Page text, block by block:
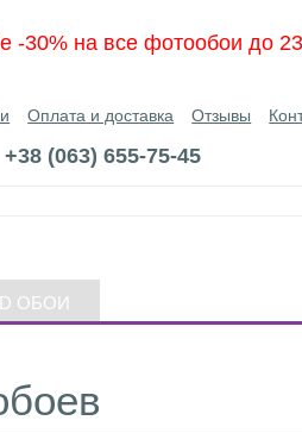
-30% на все фотообои до
Оплата и доставка Отзывы
+38 (063) 655-75-45
ОБОИ